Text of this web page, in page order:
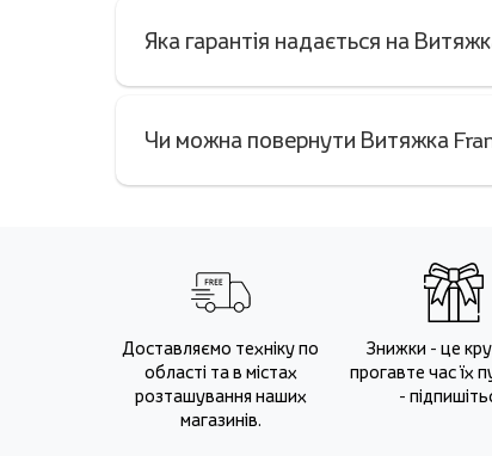
Яка гарантія надається на
Чи можна повернути Витяжка
Доставляємо техніку по
області та в містах
розташування наших
магазинів.
Знижки - це
прогавте час їх
-